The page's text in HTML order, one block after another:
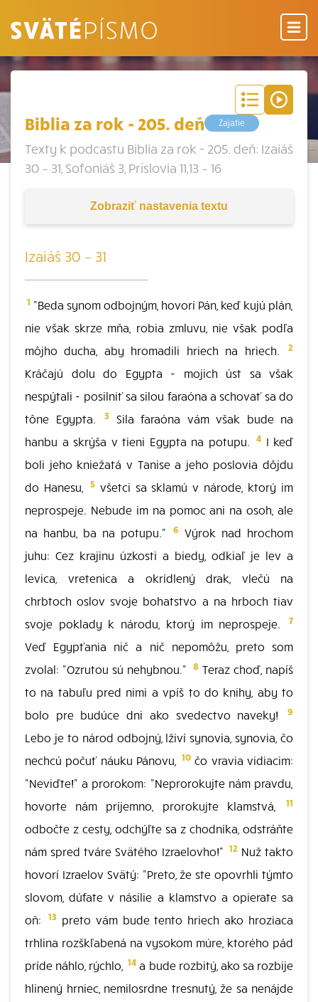
Biblia za rok - 205. deň Zajatie
Texty k podcastu Biblia za rok - 205. deň: Izaiáš
30 – 31, Sofoniáš 3, Príslovia 11,13 – 16
Zobraziť nastavenia textu
Izaiáš 30 – 31
1 "Beda synom odbojným, hovorí Pán, keď kujú plán,
nie však skrze mňa, robia zmluvu, nie však podľa
môjho ducha, aby hromadili hriech na hriech.
2
Kráčajú dolu do Egypta - mojich úst sa však
nespýtali - posilniť sa silou faraóna a schovať sa do
tône Egypta.
3 Sila faraóna vám však bude na
hanbu a skrýša v tieni Egypta na potupu. 4 I keď
boli jeho kniežatá v Tanise a jeho poslovia dôjdu
do Hanesu,
5všetci sa sklamú v národe, ktorý im
neprospeje. Nebude im na pomoc ani na osoh, ale
na hanbu, ba na potupu."
6 Výrok nad hrochom
juhu: Cez krajinu úzkosti a biedy, odkiaľ je lev a
levica, vretenica a okrídlený drak, vlečú na
chrbtoch oslov svoje bohatstvo a na hrboch tiav
svoje poklady k národu, ktorý im neprospeje.
7
Veď Egypťania nič a nič nepomôžu, preto som
zvolal: "Ozrutou sú nehybnou." 8 Teraz choď, napíš
to na tabuľu pred nimi a vpíš to do knihy, aby to
bolo pre budúce dni ako svedectvo naveky!
9
Lebo je to národ odbojný, lživí synovia, synovia, čo
nechcú počuť náuku Pánovu,
10 čo vravia vidiacim:
"Neviďte!" a prorokom: "Neprorokujte nám pravdu,
hovorte nám príjemno, prorokujte klamstvá,
11
odbočte z cesty, odchýľte sa z chodníka, odstráňte
nám spred tváre Svätého Izraelovho!" 12Nuž takto
hovorí Izraelov Svätý: "Preto, že ste opovrhli týmto
slovom, dúfate v násilie a klamstvo a opierate sa
oň:
13preto vám bude tento hriech ako hroziaca
trhlina rozškľabená na vysokom múre, ktorého pád
príde náhlo, rýchlo,
14 a bude rozbitý, ako sa rozbije
hlinený hrniec, nemilosrdne tresnutý, že sa nenájde